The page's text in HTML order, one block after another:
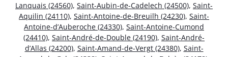
Lanquais (24560), Saint-Aubin-de-Cadelech (24500), Saint-
Aquilin (24110), Saint-Antoine-de-Breuilh (24230), Saint-
Antoine-d’Auberoche (24330), Saint-Antoine-Cumond
(24410), Saint-André-de-Double (24190), Saint-André-
d’Allas (24200), Saint-Amand-de-Vergt (24380), Saint-